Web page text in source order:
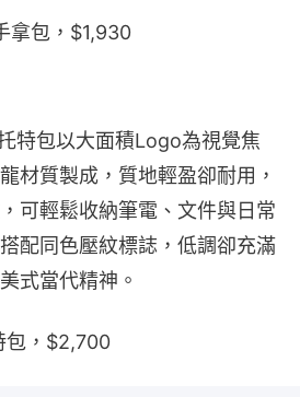
拿包，$1,930
特包以大面積Logo為視覺焦
材質製成，質地輕盈卻耐用，
可輕鬆收納筆電、文件與日常
配同色壓紋標誌，低調卻充滿
式當代精神。
包，$2,700